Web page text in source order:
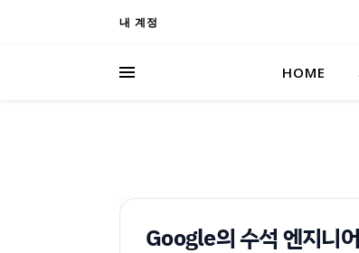
내 계정
HOME
Google의 수석 엔지니